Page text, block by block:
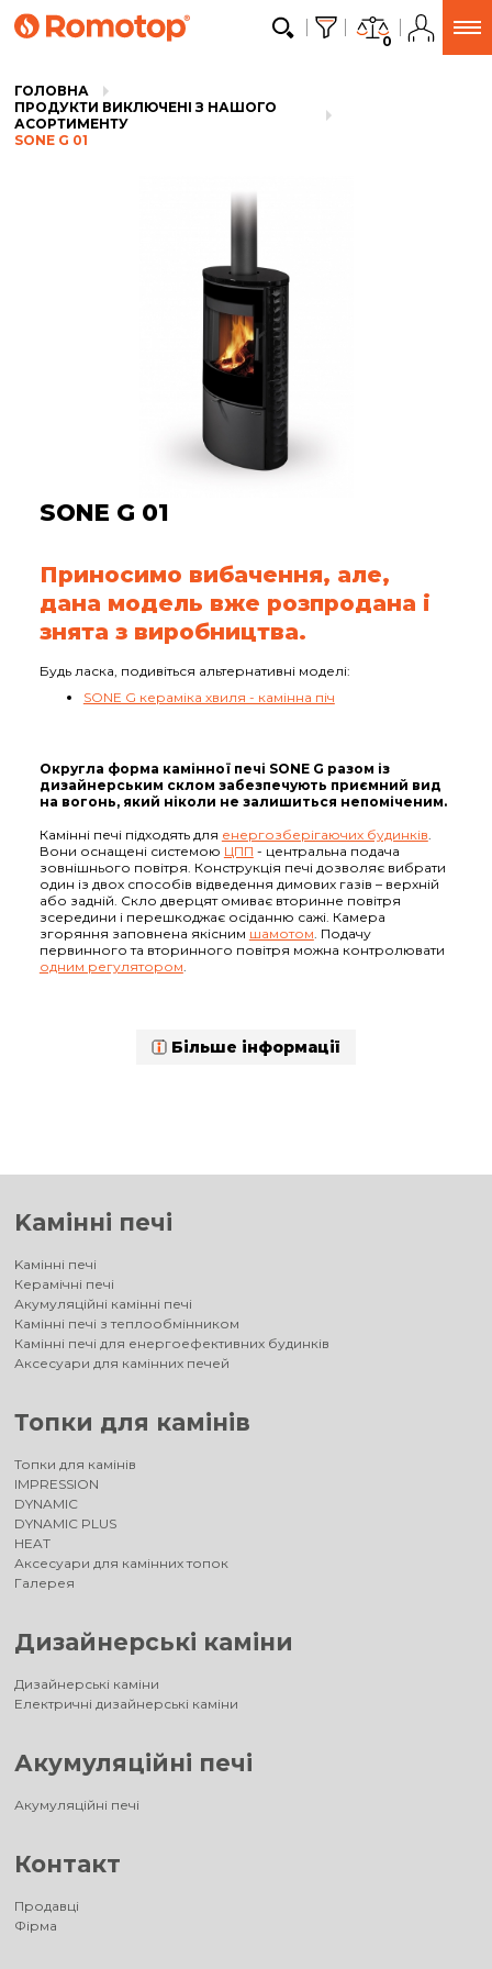
0
ГОЛОВНА
ПРОДУКТИ ВИКЛЮЧЕНІ З НАШОГО
АСОРТИМЕНТУ
SONE G 01
SONE G 01
Приносимо вибачення, але,
дана модель вже розпродана і
знята з виробництва.
Будь ласка, подивіться альтернативні моделі:
SONE G кераміка хвиля - камінна піч
Округла форма камінної печі SONE G разом із
дизайнерським склом забезпечують приємний вид
на вогонь, який ніколи не залишиться непоміченим.
Камінні печі підходять для енергозберігаючих будинків
Вони оснащені системою ЦПП - центральна подача
зовнішнього повітря. Конструкція печі дозволяє вибрати
один із двох способів відведення димових газів – верхній
або задній. Скло дверцят омиває вторинне повітря
зсередини і перешкоджає осіданню сажі. Камера
згоряння заповнена якісним шамотом . Подачу
первинного та вторинного повітря можна контролювати
одним регулятором
Більше інформації
Kамінні печі
Kамінні печі
Керамічні печі
Акумуляційні камінні печі
Камінні печі з теплообмінником
Камінні печі для енергоефективних будинків
Аксесуари для камінних печей
Топки для камінів
Топки для камінів
IMPRESSION
DYNAMIC
DYNAMIC PLUS
HEAT
Аксесуари для камінних топок
Галерея
Дизайнерські каміни
Дизайнерські каміни
Електричні дизайнерські каміни
Акумуляційні печі
Акумуляційні печі
Контакт
Продавці
Фірма